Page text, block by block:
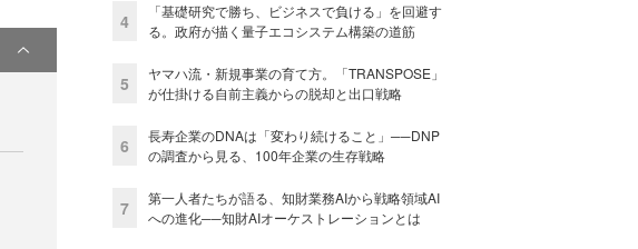
4
「基礎研究で勝ち、ビジネスで負ける」を回避す
る。政府が描く量子エコシステム構築の道筋
5
ヤマハ流・新規事業の育て方。「TRANSPOSE」
が仕掛ける自前主義からの脱却と出口戦略
6
長寿企業のDNAは「変わり続けること」──DNP
の調査から見る、100年企業の生存戦略
7
第一人者たちが語る、知財業務AIから戦略領域AI
への進化──知財AIオーケストレーションとは